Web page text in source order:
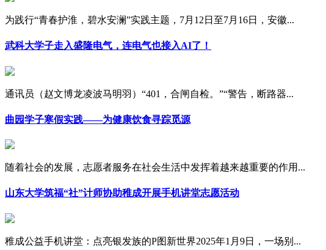
为践行“青春护淮，碧水安澜”实践主题，7月12日至7月16日，安徽...
武科大学子走入盛隆电气，连电气也接入AI了！
通讯员（赵文博龙凌波马明羽）“401，合闸自检。”“警告，断路器...
曲园学子寒假实践——为健康饮食寻踪觅源
随着社会的发展，志愿者服务在社会生活中发挥着越来越重要的作用...
山东大学筑福“社”计师协助稚成开展手机讲堂志愿活动
稚成公益手机讲堂：点亮银发族的P图新世界2025年1月9日，一场别...